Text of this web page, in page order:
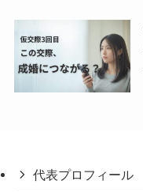
代表プロフィール